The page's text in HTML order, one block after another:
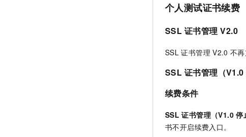
个人测试证书续费
SSL 证书管理 V2.0
SSL 证书管理 V2.0 不
SSL 证书管理（V1.0
续费条件
SSL 证书管理（V1.0 停
书不开启续费入口。